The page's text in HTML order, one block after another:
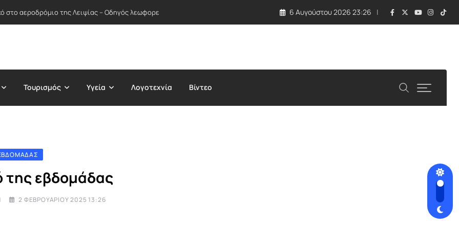
στο αεροδρόμιο της Λειψίας – Οδηγός λεωφορείου απέτρεψε πιθανή τραγωδία με εκρηκτική συσκευή σε drone
6 Αυγούστου 2026 23:26
Τουρισμός Υγεία Λογοτεχνία Βίντεο
της εβδομάδας
2 ΦΕΒΡΟΥΑΡΊΟΥ 2025 13:26